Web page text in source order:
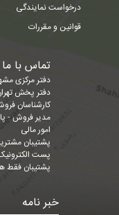
خبر نامه
تماس با ما
دفتر مرکزی
دفتر پخش
کارشناسان
مدیر فروش - پاسخ
امور مالی
پشتیبان
پست
پشتیبان فقط
درخواست نمایندگی
قوانین و مقررات